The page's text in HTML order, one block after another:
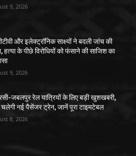
9, 2026
और इलेक्ट्रॉनिक साक्ष्यों ने बदली जांच की
हत्या के पीछे विरोधियों को फंसाने की साजिश का
9, 2026
जबलपुर रेल यात्रियों के लिए बड़ी खुशखबरी,
चलेगी नई पैसेंजर ट्रेन, जानें पूरा टाइमटेबल
8, 2026